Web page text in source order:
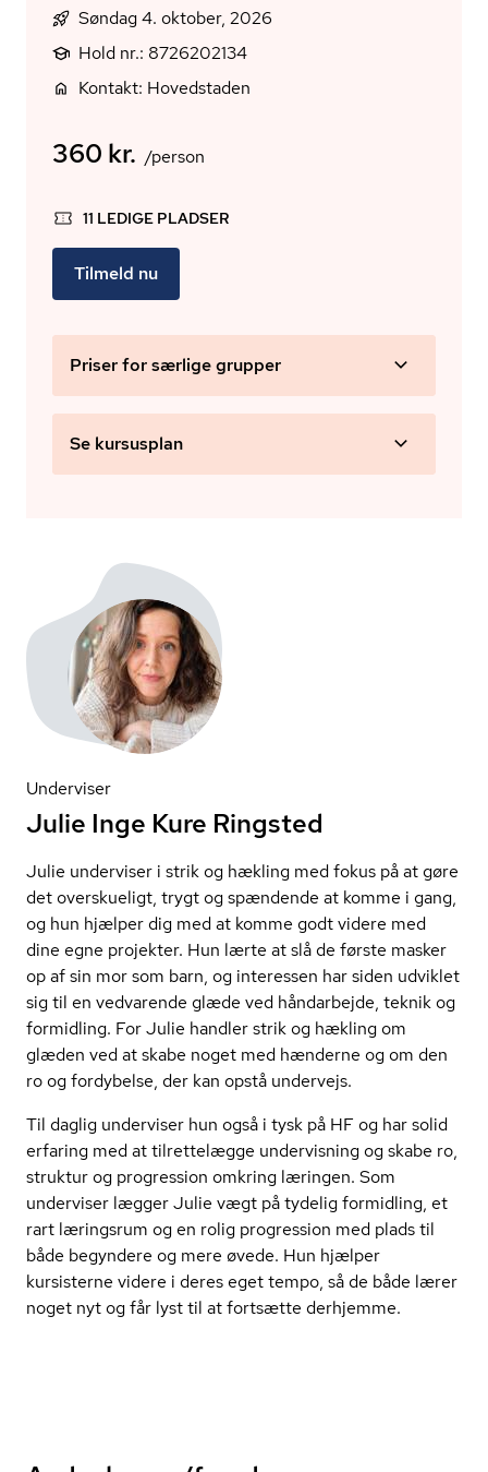
Søndag 4. oktober, 2026
Hold nr.: 8726202134
Kontakt: Hovedstaden
360 kr. /person
11 LEDIGE PLADSER
Tilmeld nu
Priser for særlige grupper
Se kursusplan
Underviser
Julie Inge Kure Ringsted
Julie underviser i strik og hækling med fokus på at gøre
det overskueligt, trygt og spændende at komme i gang,
og hun hjælper dig med at komme godt videre med
dine egne projekter. Hun lærte at slå de første masker
op af sin mor som barn, og interessen har siden udviklet
sig til en vedvarende glæde ved håndarbejde, teknik og
formidling. For Julie handler strik og hækling om
glæden ved at skabe noget med hænderne og om den
ro og fordybelse, der kan opstå undervejs.
Til daglig underviser hun også i tysk på HF og har solid
erfaring med at tilrettelægge undervisning og skabe ro,
struktur og progression omkring læringen. Som
underviser lægger Julie vægt på tydelig formidling, et
rart læringsrum og en rolig progression med plads til
både begyndere og mere øvede. Hun hjælper
kursisterne videre i deres eget tempo, så de både lærer
noget nyt og får lyst til at fortsætte derhjemme.